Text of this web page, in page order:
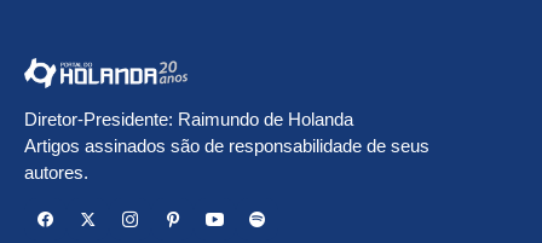
Diretor-Presidente: Raimundo de Holanda
Artigos assinados são de responsabilidade de seus
autores.